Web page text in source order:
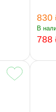
830
В
788